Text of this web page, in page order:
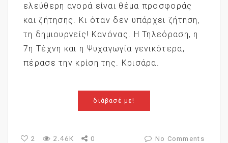
ελεύθερη αγορά είναι θέμα προσφοράς
και ζήτησης. Κι όταν δεν υπάρχει ζήτηση,
τη δημιουργείς! Κανόνας. Η Τηλεόραση, η
7η Τέχνη και η Ψυχαγωγία γενικότερα,
πέρασε την κρίση της. Κρισάρα.
διάβασέ με!
2 2.46K 0 No Comments